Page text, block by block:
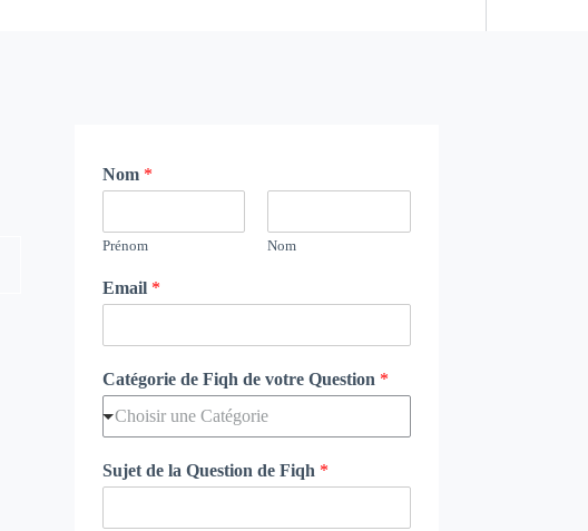
Nom *
Prénom Nom
Email *
Catégorie de Fiqh de votre Question *
Choisir une Catégorie
Sujet de la Question de Fiqh *